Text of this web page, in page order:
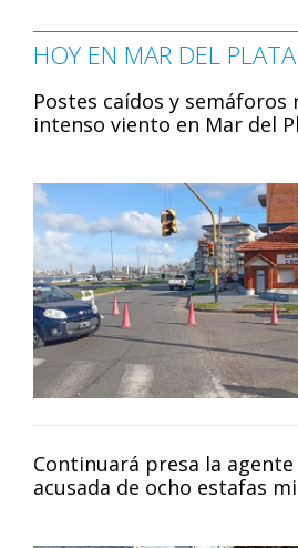
HOY EN MAR DEL PLATA
Postes caídos y
intenso viento en Mar del
Continuará presa la
acusada de ocho estafas